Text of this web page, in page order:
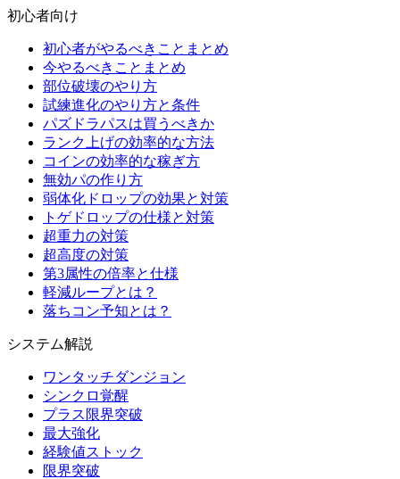
初心者向け
初心者がやるべきことまとめ
今やるべきことまとめ
部位破壊のやり方
試練進化のやり方と条件
パズドラパスは買うべきか
ランク上げの効率的な方法
コインの効率的な稼ぎ方
無効パの作り方
弱体化ドロップの効果と対策
トゲドロップの仕様と対策
超重力の対策
超高度の対策
第3属性の倍率と仕様
軽減ループとは？
落ちコン予知とは？
システム解説
ワンタッチダンジョン
シンクロ覚醒
プラス限界突破
最大強化
経験値ストック
限界突破